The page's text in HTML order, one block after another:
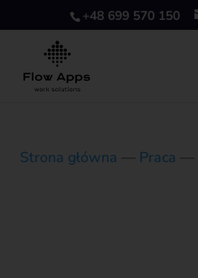
+48 699 570 150
Strona główna Praca